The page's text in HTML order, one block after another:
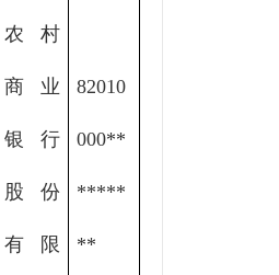
农村
商业
银行
股份
有限
82010
000**
*****
**